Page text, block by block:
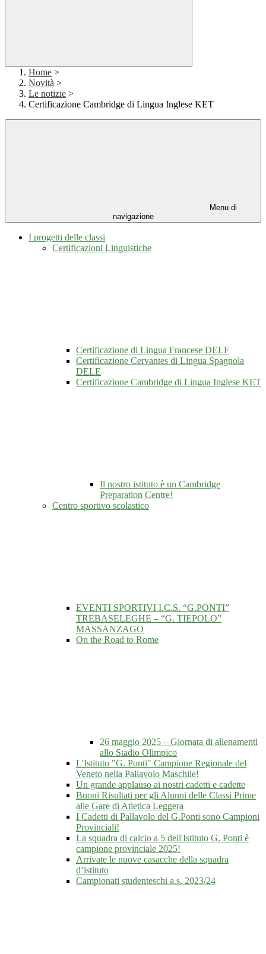
Home >
Novità >
Le notizie >
Certificazione Cambridge di Lingua Inglese KET
Menu di
navigazione
I progetti delle classi
Certificazioni Linguistiche
Certificazione di Lingua Francese DELF
Certificazione Cervantes di Lingua Spagnola
DELE
Certificazione Cambridge di Lingua Inglese KET
Il nostro istituto è un Cambridge
Preparation Centre!
Centro sportivo scolastico
EVENTI SPORTIVI I.C.S. “G.PONTI”
TREBASELEGHE – “G. TIEPOLO”
MASSANZAGO
On the Road to Rome
26 maggio 2025 – Giornata di allenamenti
allo Stadio Olimpico
L'Istituto "G. Ponti" Campione Regionale del
Veneto nella Pallavolo Maschile!
Un grande applauso ai nostri cadetti e cadette
Buoni Risultati per gli Alunni delle Classi Prime
alle Gare di Atletica Leggera
I Cadetti di Pallavolo del G.Ponti sono Campioni
Provinciali!
La squadra di calcio a 5 dell'Istituto G. Ponti è
campione provinciale 2025!
Arrivate le nuove casacche della squadra
d’istituto
Campionati studenteschi a.s. 2023/24